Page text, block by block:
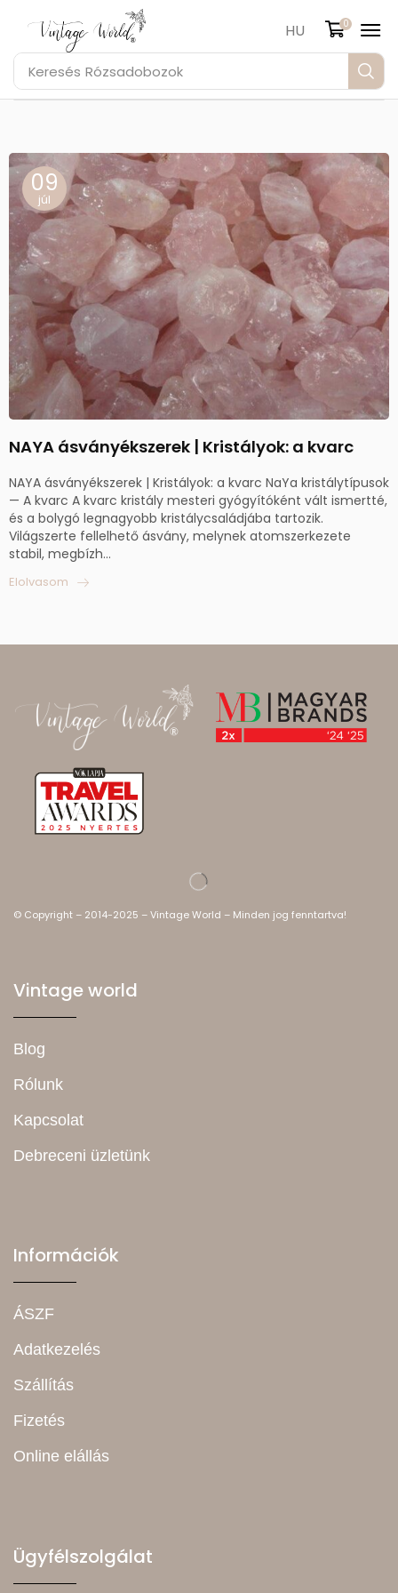
Keresés Rózsadobozok
HU 0
09
júl
NAYA ásványékszerek | Kristályok: a kvarc
NAYA ásványékszerek | Kristályok: a kvarc NaYa kristálytípusok
— A kvarc A kvarc kristály mesteri gyógyítóként vált ismertté,
és a bolygó legnagyobb kristálycsaládjába tartozik.
Világszerte fellelhető ásvány, melynek atomszerkezete
stabil, megbízh...
Elolvasom
© Copyright – 2014-2025 – Vintage World – Minden jog fenntartva!
Vintage world
Blog
Rólunk
Kapcsolat
Debreceni üzletünk
Információk
ÁSZF
Adatkezelés
Szállítás
Fizetés
Online elállás
Ügyfélszolgálat